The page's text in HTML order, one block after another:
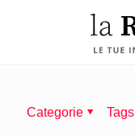
Categorie Tags